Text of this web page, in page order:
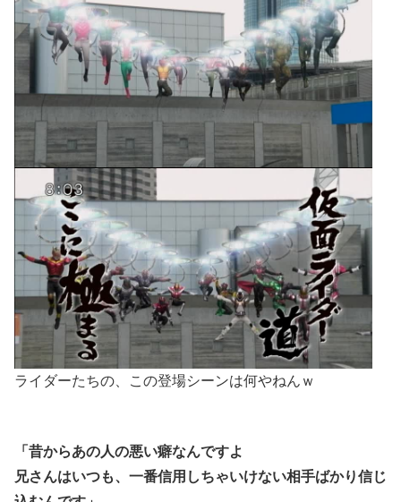
ライダーたちの、この登場シーンは何やねんｗ
「昔からあの人の悪い癖なんですよ
兄さんはいつも、一番信用しちゃいけない相手ばかり信じ